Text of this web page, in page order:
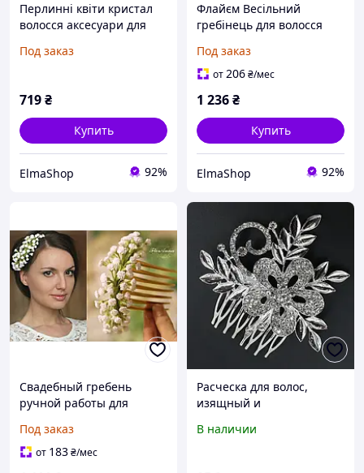
Перлинні квіти кристал
волосся аксесуари для
гребінець для нареченої
Под заказ
719₴
Купить
ElmaShop 92%
Флайєм Весільний
гребінець для волосся
кришталь Прикраси для
голови Квітковий лист
Под заказ
от206₴/мес
1 236₴
Купить
ElmaShop 92%
Свадебный гребень
ручной работы для
гипсофила"
Под заказ
от 183₴/мес
Расческа для волос,
изящный и
для волос невесты
В наличии